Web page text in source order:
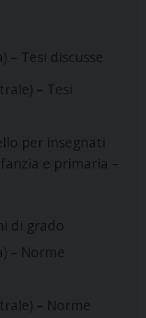
– Tesi discusse
– Tesi
per insegnati
e primaria –
di grado
– Norme
– Norme